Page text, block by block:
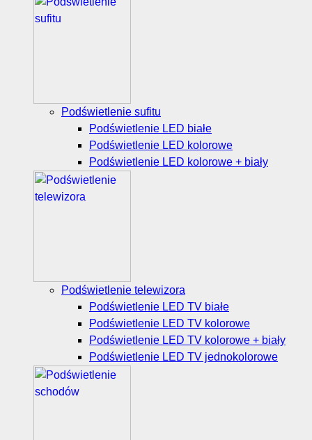
Podświetlenie sufitu
Podświetlenie LED białe
Podświetlenie LED kolorowe
Podświetlenie LED kolorowe + biały
Podświetlenie telewizora
Podświetlenie LED TV białe
Podświetlenie LED TV kolorowe
Podświetlenie LED TV kolorowe + biały
Podświetlenie LED TV jednokolorowe